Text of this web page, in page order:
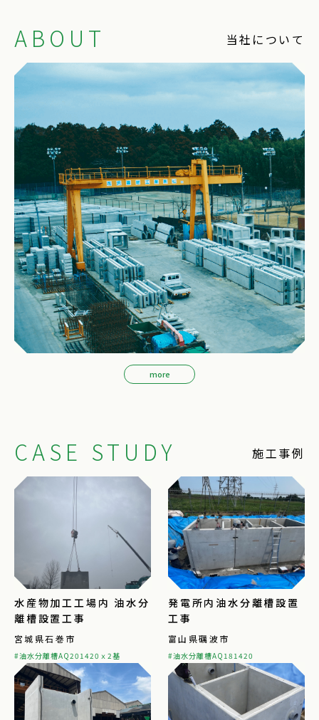
ABOUT 当社について
more
CASE STUDY 施工事例
水産物加工工場内 油水分
離槽設置工事
宮城県石巻市
#油水分離槽AQ201420ｘ2基
発電所内油水分離槽設置
工事
富山県礪波市
#油水分離槽AQ181420